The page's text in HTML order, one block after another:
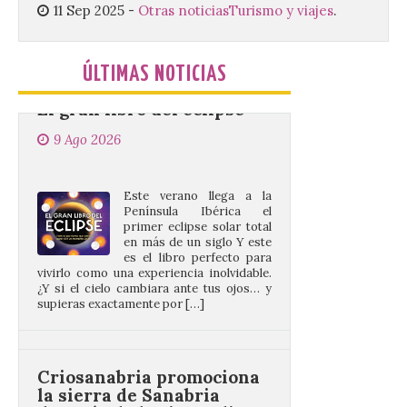
11 Sep 2025 - Otras noticiasTurismo y viajes.
ÚLTIMAS NOTICIAS
El gran libro del eclipse
9 Ago 2026
en más de un siglo Y este
es el libro perfecto para
vivirlo como una experiencia inolvidable.
¿Y si el cielo cambiara ante tus ojos… y
supieras exactamente por […]
después de los incendios
del año pasado